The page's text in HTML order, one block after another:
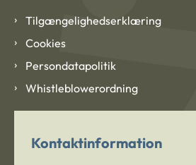
Tilgængelighedserklæring
Cookies
Persondatapolitik
Whistleblowerordning
Kontaktinformation